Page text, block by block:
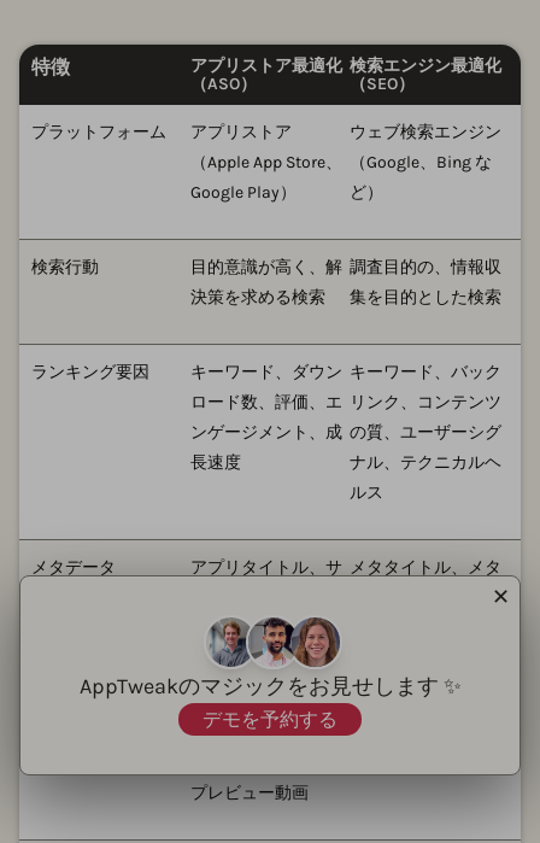
特徴
アプリストア最適化
（ASO）
検索エンジン最適化
（SEO）
プラットフォーム
アプリストア
（Apple App Store、
Google Play）
ウェブ検索エンジン
（Google、Bing な
ど）
検索行動
目的意識が高く、解
決策を求める検索
調査目的の、情報収
集を目的とした検索
ランキング要因
キーワード、ダウン
ロード数、評価、エ
ンゲージメント、成
長速度
キーワード、バック
リンク、コンテンツ
の質、ユーザーシグ
ナル、テクニカルヘ
ルス
メタデータ
アプリタイトル、サ
文、キーワードフィ
ールド（iOS）
メタタイトル、メタ
ビジュアルアセット アプリアイコン、ス
プレビュー動画
画像、動画、インフ
AppTweakのマジックをお見せします ✨
デモを予約する
✕